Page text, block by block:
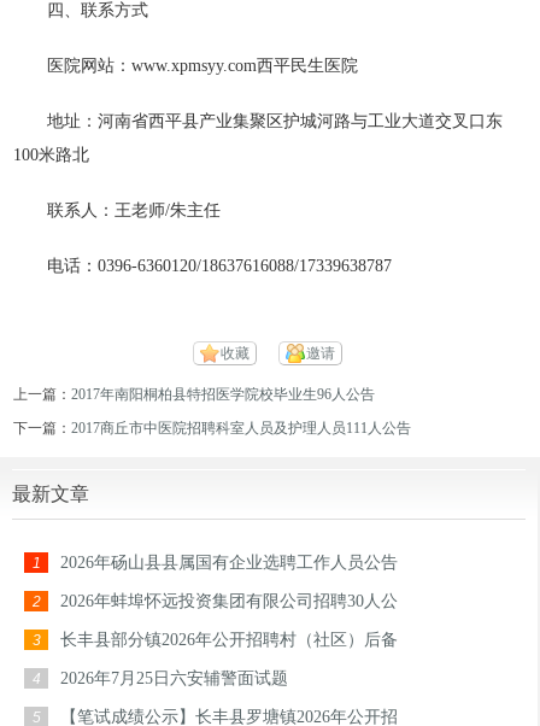
四、联系方式
医院网站：www.xpmsyy.com西平民生医院
地址：河南省西平县产业集聚区护城河路与工业大道交叉口东
100米路北
联系人：王老师/朱主任
电话：0396-6360120/18637616088/17339638787
收藏 邀请
上一篇：2017年南阳桐柏县特招医学院校毕业生96人公告
下一篇：2017商丘市中医院招聘科室人员及护理人员111人公告
最新文章
1 2026年砀山县县属国有企业选聘工作人员公告
2 2026年蚌埠怀远投资集团有限公司招聘30人公
3 长丰县部分镇2026年公开招聘村（社区）后备
4 2026年7月25日六安辅警面试题
5 【笔试成绩公示】长丰县罗塘镇2026年公开招